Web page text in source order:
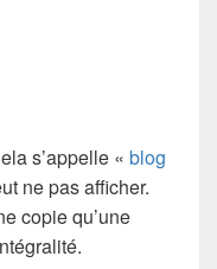
s’appelle « blog
ne pas afficher.
copie qu’une